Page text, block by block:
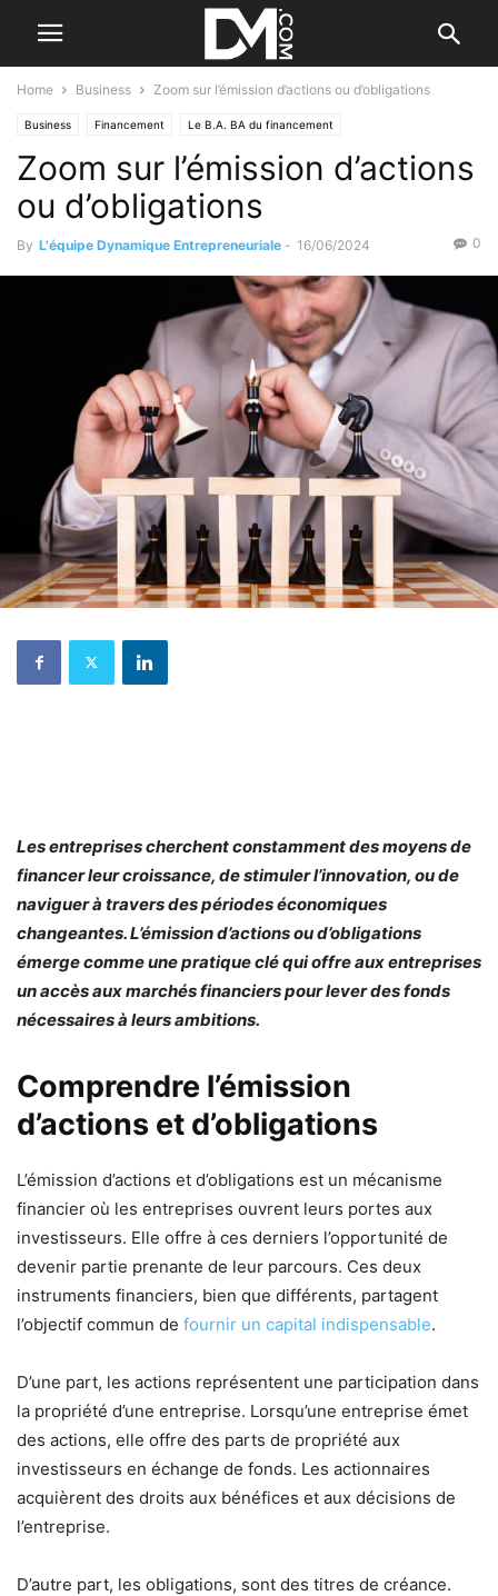
Home Business Zoom sur l’émission d’actions ou d’obligations
Business Financement Le B.A. BA du financement
Les plateformes de financement Créer Planifier ses actions
Zoom sur l’émission d’actions
ou d’obligations
By L'équipe Dynamique Entrepreneuriale - 16/06/2024 0
Les entreprises cherchent constamment des moyens de
financer leur croissance, de stimuler l’innovation, ou de
naviguer à travers des périodes économiques
changeantes. L’émission d’actions ou d’obligations
émerge comme une pratique clé qui offre aux entreprises
un accès aux marchés financiers pour lever des fonds
nécessaires à leurs ambitions.
Comprendre l’émission
d’actions et d’obligations
L’émission d’actions et d’obligations est un mécanisme
financier où les entreprises ouvrent leurs portes aux
investisseurs. Elle offre à ces derniers l’opportunité de
devenir partie prenante de leur parcours. Ces deux
instruments financiers, bien que différents, partagent
l’objectif commun de fournir un capital indispensable.
D’une part, les actions représentent une participation dans
la propriété d’une entreprise. Lorsqu’une entreprise émet
des actions, elle offre des parts de propriété aux
investisseurs en échange de fonds. Les actionnaires
acquièrent des droits aux bénéfices et aux décisions de
l’entreprise.
D’autre part, les obligations, sont des titres de créance.